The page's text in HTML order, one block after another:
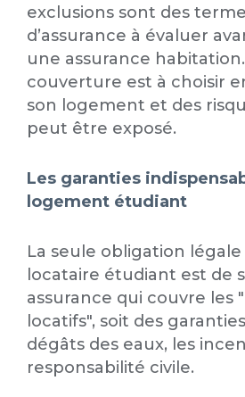
exclusions sont des
d’assurance à évaluer
une assurance
couverture est à choisir
son logement et des
peut être exposé.
Les garanties
logement étudiant
La seule obligation
locataire étudiant est de
assurance qui couvre les
locatifs", soit des
dégâts des eaux, les
responsabilité civile.